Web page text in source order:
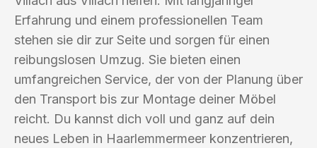
Erfahrung und einem professionellen Team
stehen sie dir zur Seite und sorgen für einen
reibungslosen Umzug. Sie bieten einen
umfangreichen Service, der von der Planung über
den Transport bis zur Montage deiner Möbel
reicht. Du kannst dich voll und ganz auf dein
neues Leben in Haarlemmermeer konzentrieren,